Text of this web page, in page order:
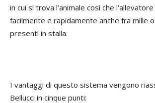
in cui si trova l’animale così che
facilmente e rapidamente anche fra mille
presenti in stalla.
I vantaggi di questo sistema vengono
Bellucci in cinque punti: